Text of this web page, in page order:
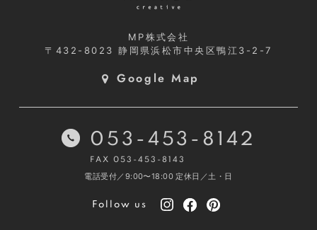
MP株式会社
〒432-8023静岡県浜松市中央区鴨江3-2-7
Google Map
053-453-8142
FAX 053-453-8143
電話受付／9:00〜18:00 定休日／土・日
Follow us